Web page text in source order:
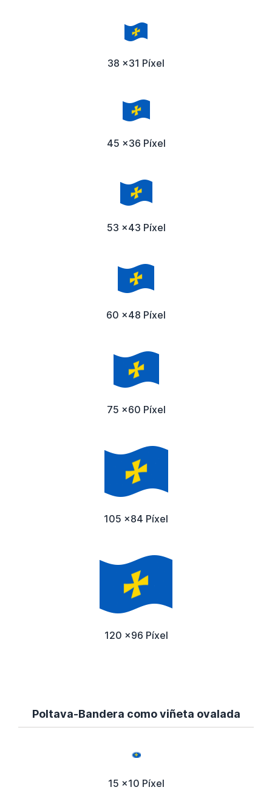
38 x31 Píxel
45 x36 Píxel
53 x43 Píxel
60 x48 Píxel
75 x60 Píxel
105 x84 Píxel
120 x96 Píxel
Poltava-Bandera como viñeta ovalada
15 x10 Píxel